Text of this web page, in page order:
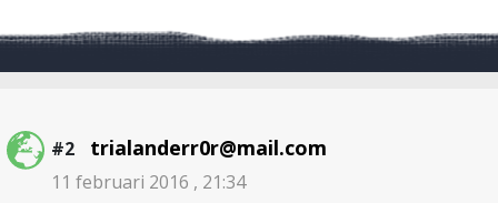
#2 trialanderr0r@mail.com
11 februari 2016 , 21:34